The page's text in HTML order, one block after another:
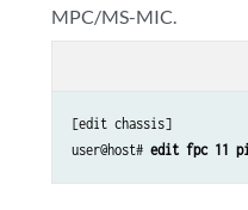
MPC/MS-MIC.
[edit chassis]
user@host# edit fpc 11